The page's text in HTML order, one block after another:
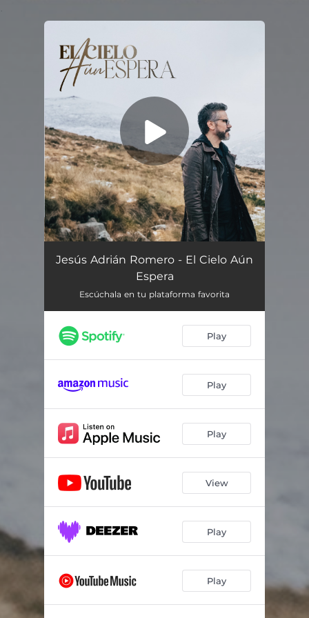
You're all set!
Jesús Adrián Romero - El Cielo Aún
Espera
Escúchala en tu plataforma favorita
Play
Play
Play
View
Play
Play